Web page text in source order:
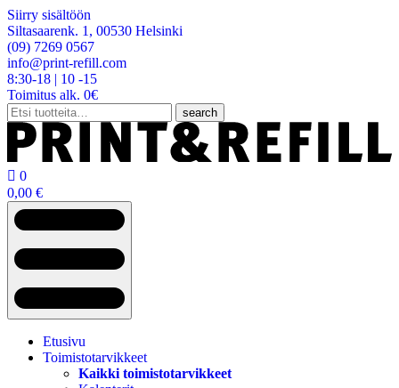
Siirry sisältöön
Siltasaarenk. 1, 00530 Helsinki
(09) 7269 0567
info@print-refill.com
8:30-18 | 10 -15
Toimitus alk. 0€
Etsi:
search
 0
0,00 €
Etusivu
Toimistotarvikkeet
Kaikki toimistotarvikkeet